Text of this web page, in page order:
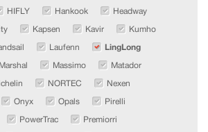
HIFLY Hankook Headway
Kapsen Kavir Kumho
Laufenn LingLong
Marshal Massimo Matador
NORTEC Nexen
Onyx Opals Pirelli
PowerTrac Premiorri